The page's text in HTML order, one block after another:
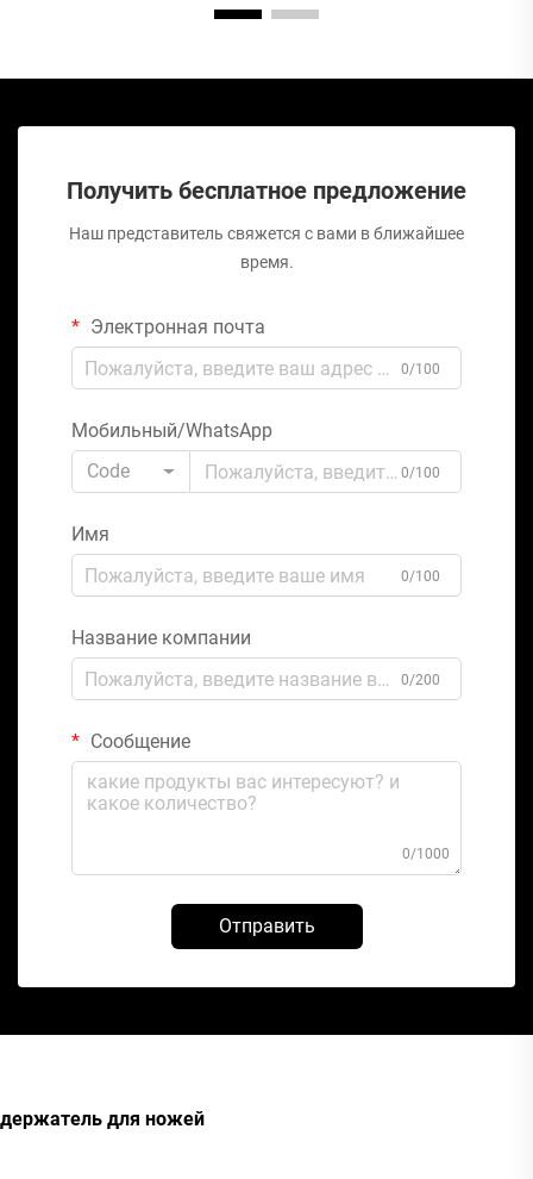
Получить бесплатное предложение
Наш представитель свяжется с вами в ближайшее
время.
Электронная почта
0/100
Мобильный/WhatsApp
Code
0/100
Имя
0/100
Название компании
0/200
Сообщение
0/1000
Отправить
держатель для ножей